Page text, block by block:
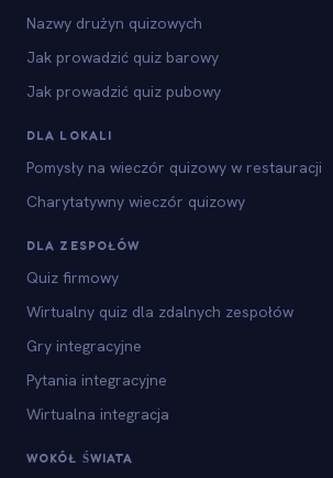
Nazwy drużyn quizowych
Jak prowadzić quiz barowy
Jak prowadzić quiz pubowy
DLA LOKALI
Pomysły na wieczór quizowy w restauracji
Charytatywny wieczór quizowy
DLA ZESPOŁÓW
Quiz firmowy
Wirtualny quiz dla zdalnych zespołów
Gry integracyjne
Pytania integracyjne
Wirtualna integracja
WOKÓŁ ŚWIATA